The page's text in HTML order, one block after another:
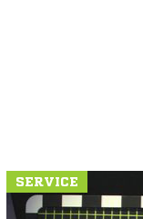
SERVICE